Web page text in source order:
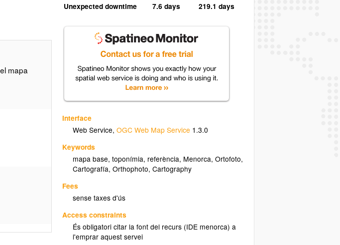
Unexpected downtime
7.6 days 219.1 days
Interface
Web Service,OGC Web Map Service 1.3.0
Keywords
mapa base, toponímia, referència, Menorca,Ortofoto,
Cartografía,Orthophoto,Cartography
Fees
sense taxes d'ús
Access constraints
És obligatori citar la font del recurs (IDE menorca) a
l'emprar aquest servei
mapa